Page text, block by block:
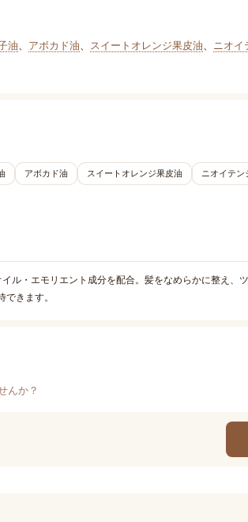
油、 アボカド油、 スイートオレンジ果皮油、 ニオイ
アボカド油 スイートオレンジ果皮油 ニオイテン
ル・エモリエント成分を配合。髪をなめらかに整え、
きます。
んか？